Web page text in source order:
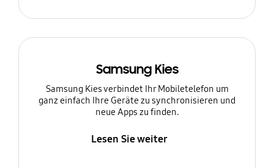
Samsung Kies
Samsung Kies verbindet Ihr Mobiletelefon um
ganz einfach Ihre Geräte zu synchronisieren und
neue Apps zu finden.
Lesen Sie weiter